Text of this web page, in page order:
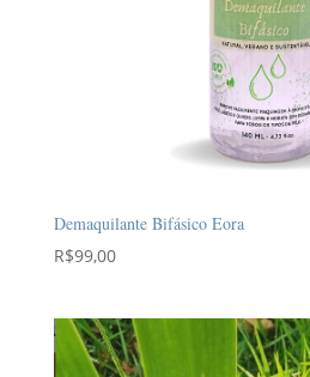
Demaquilante Bifásico Eora
R$99,00